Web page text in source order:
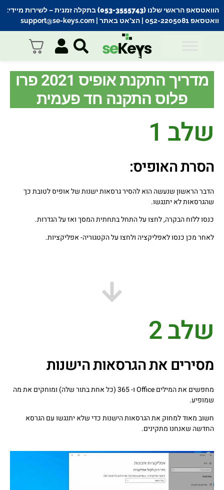
הוואטסאפ הראשי שלנו (053-3555743) בתקלה זמנית
– לשירות מיידי:
וואטסאפ 052-2205081
| הצ’אט באתר | support@se-keys.com
מדריך התקנת אופיס 2021 פרו
פלוס התקנה חד פעמית
שלב 1
הסרת האופיס:
הדבר הראשון שנעשה הוא להסיר גרסאות ישנות של אופיס לטובת כך
שהגרסאות לא יתנגשו.
כנסו ללוח הבקרה, לחצו על התחל בתחתית המסך ואז על הגדרות.
לאחר מכן כנסו לאפליקציה ולחצו על הקטגוריה- אפליקציות.
שלב 2
מסירים את הגרסאות הישנות
מחפשים את המילים Office ו- 365 (כל אחת בתור שלה) ומוחקים את מה
שמופיע.
חשוב מאוד למחוק את הגרסאות הישנות כדי שלא יתנגשו עם הגרסא
החדשה שאנחנו מתקינים.